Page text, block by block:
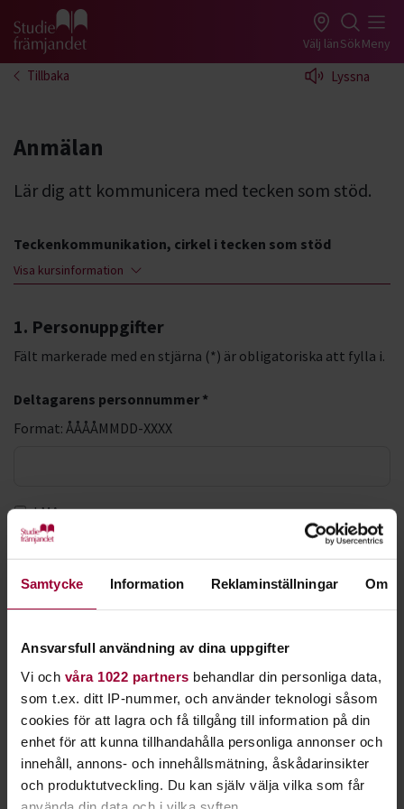
Samtycke Information Reklaminställningar Om
Ansvarsfull användning av dina uppgifter
Vi och våra 1022 partners behandlar din personliga data,
som t.ex. ditt IP-nummer, och använder teknologi såsom
cookies för att lagra och få tillgång till information på din
enhet för att kunna tillhandahålla personliga annonser och
innehåll, annons- och innehållsmätning, åskådarinsikter
och produktutveckling. Du kan själv välja vilka som får
Gå till studiefrämjandets startsida Välj länSökMeny
Tillbaka Lyssna
Anmälan
Lär dig att kommunicera med tecken som stöd.
Teckenkommunikation, cirkel i tecken som stöd
Visa kursinformation
1. Personuppgifter
Fält markerade med en stjärna (*) är obligatoriska att fylla i.
Deltagarens personnummer *
Format: ÅÅÅÅMMDD-XXXX
LMA-nummer
Förnamn *
E-postadress *